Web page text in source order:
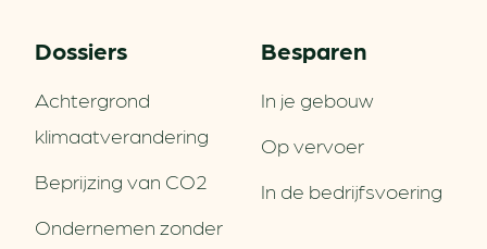
Dossiers
Achtergrond
klimaatverandering
Beprijzing van CO2
Ondernemen zonder
Besparen
In je gebouw
Op vervoer
In de bedrijfsvoering